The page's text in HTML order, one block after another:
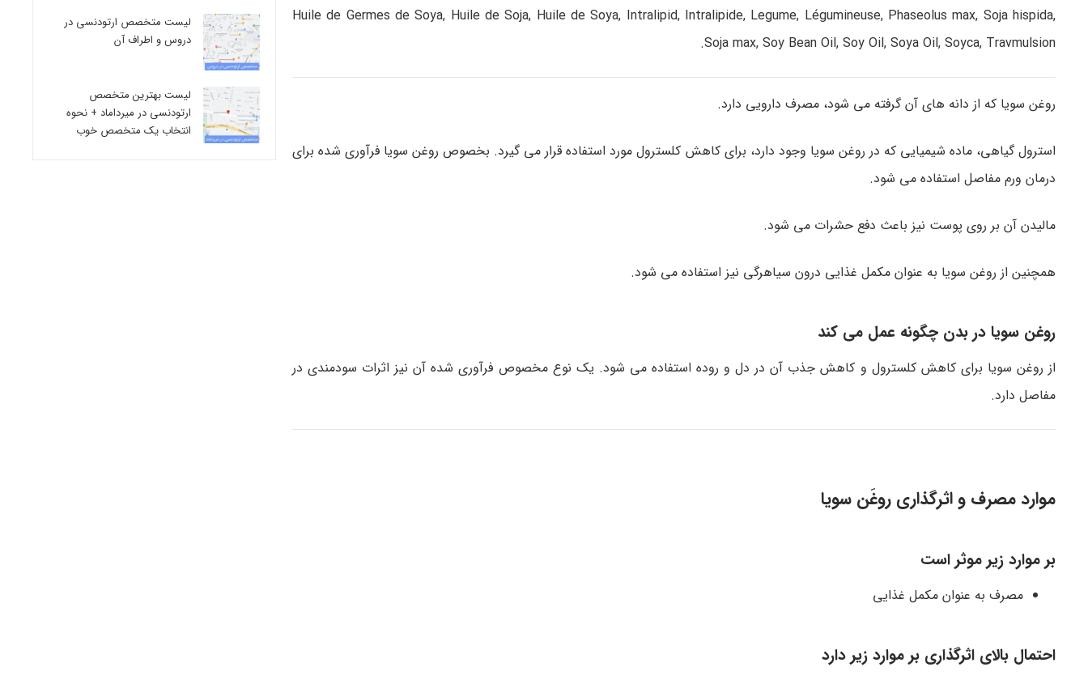
Huile de Germes de Soya, Huile de Soja, Huile de Soya, Intralipid, Intralipide, Legume, Légumineuse, Phaseolus max, Soja hispida,
Soja max, Soy Bean Oil, Soy Oil, Soya Oil, Soyca, Travmulsion.
روغن سویا که از دانه های آن گرفته می شود، مصرف دارویی دارد.
استرول گیاهی، ماده شیمیایی که در روغن سویا وجود دارد، برای کاهش کلسترول مورد استفاده قرار می گیرد. بخصوص روغن سویا فرآوری شده برای
درمان ورم مفاصل استفاده می شود.
مالیدن آن بر روی پوست نیز باعث دفع حشرات می شود.
همچنین از روغن سویا به عنوان مکمل غذایی درون سیاهرگی نیز استفاده می شود.
روغن سویا در بدن چگونه عمل می کند
از روغن سویا برای کاهش کلسترول و کاهش جذب آن در دل و روده استفاده می شود. یک نوع مخصوص فرآوری شده آن نیز اثرات سودمندی در
مفاصل دارد.
موارد مصرف و اثرگذاری روغَن سویا
بر موارد زیر موثر است
مصرف به عنوان مکمل غذایی
احتمال بالای اثرگذاری بر موارد زیر دارد
لیست متخصص ارتودنسی در
دروس و اطراف آن
لیست بهترین متخصص
ارتودنسی در میرداماد + نحوه
انتخاب یک متخصص خوب